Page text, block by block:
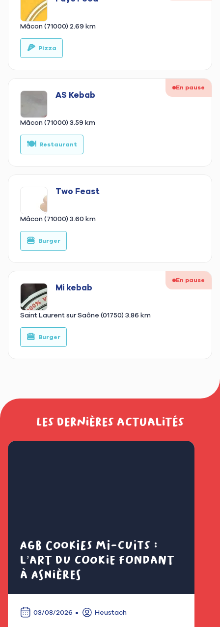
Mâcon (71000) 2.69 km
🍕 Pizza
En pause
AS Kebab
Mâcon (71000) 3.59 km
🍽️ Restaurant
Two Feast
Mâcon (71000) 3.60 km
🍔 Burger
En pause
Mi kebab
Saint Laurent sur Saône (01750) 3.86 km
🍔 Burger
Les dernières actualités
AGB Cookies mi-cuits :
l’art du cookie fondant
à Asnières
03/08/2026 Heustach